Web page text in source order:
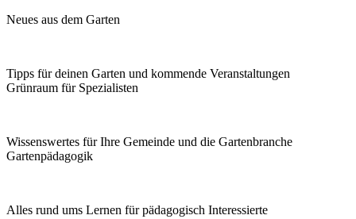
Neues aus dem Garten
Tipps für deinen Garten und kommende Veranstaltungen
Grünraum für Spezialisten
Wissenswertes für Ihre Gemeinde und die Gartenbranche
Garten­pädagogik
Alles rund ums Lernen für pädagogisch Interessierte